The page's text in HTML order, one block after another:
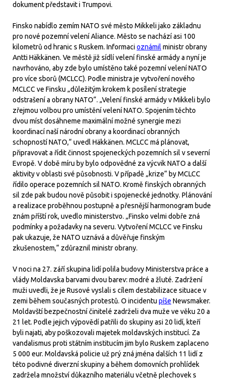
dokument představit i Trumpovi.
Finsko nabídlo zemím NATO své město Mikkeli jako základnu
pro nové pozemní velení Aliance. Město se nachází asi 100
kilometrů od hranic s Ruskem. Informacioznámil ministr obrany
Antti Häkkänen. Ve městě již sídlí velení finské armády a nyní je
navrhováno, aby zde bylo umístěno také pozemní velení NATO
pro více sborů (MCLCC). Podle ministra je vytvoření nového
MCLCC ve Finsku „důležitým krokem k posílení strategie
odstrašení a obrany NATO“. „Velení finské armády v Mikkeli bylo
zřejmou volbou pro umístění velení NATO. Spojením těchto
dvou míst dosáhneme maximální možné synergie mezi
koordinací naší národní obrany a koordinací obranných
schopností NATO,“ uvedl Häkkänen. MCLCC má plánovat,
připravovat a řídit činnost spojeneckých pozemních sil v severní
Evropě. V době míru by bylo odpovědné za výcvik NATO a další
aktivity v oblasti své působnosti. V případě „krize“ by MCLCC
řídilo operace pozemních sil NATO. Kromě finských obranných
sil zde pak budou nově působit i spojenecké jednotky. Plánování
a realizace proběhnou postupně a přesnější harmonogram bude
znám příští rok, uvedlo ministerstvo. „Finsko velmi dobře zná
podmínky a požadavky na severu. Vytvoření MCLCC ve Finsku
pak ukazuje, že NATO uznává a důvěřuje finským
zkušenostem,“ zdůraznil ministr obrany.
V noci na 27. září skupina lidí polila budovy Ministerstva práce a
vlády Moldavska barvami dvou barev: modré a žluté. Zadržení
muži uvedli, že je Rusové vyslali s cílem destabilizace situace v
zemi během současných protestů. O incidentu píše Newsmaker.
Moldavští bezpečnostní činitelé zadrželi dva muže ve věku 20 a
21 let. Podle jejich výpovědí patřili do skupiny asi 20 lidí, kteří
byli najati, aby poškozovali majetek moldavských institucí. Za
vandalismus proti státním institucím jim bylo Ruskem zaplaceno
5 000 eur. Moldavská policie už prý zná jména dalších 11 lidí z
této podivné diverzní skupiny a během domovních prohlídek
zadržela množství důkazního materiálu včetně plechovek s